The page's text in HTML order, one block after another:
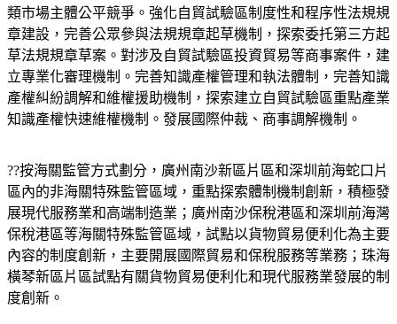
類市場主體公平競爭。強化自貿試驗區制度性和程序性法規規
章建設，完善公眾參與法規規章起草機制，探索委托第三方起
草法規規章草案。對涉及自貿試驗區投資貿易等商事案件，建
立專業化審理機制。完善知識產權管理和執法體制，完善知識
產權糾紛調解和維權援助機制，探索建立自貿試驗區重點產業
知識產權快速維權機制。發展國際仲裁、商事調解機制。
??按海關監管方式劃分，廣州南沙新區片區和深圳前海蛇口片
區內的非海關特殊監管區域，重點探索體制機制創新，積極發
展現代服務業和高端制造業；廣州南沙保稅港區和深圳前海灣
保稅港區等海關特殊監管區域，試點以貨物貿易便利化為主要
內容的制度創新，主要開展國際貿易和保稅服務等業務；珠海
橫琴新區片區試點有關貨物貿易便利化和現代服務業發展的制
度創新。